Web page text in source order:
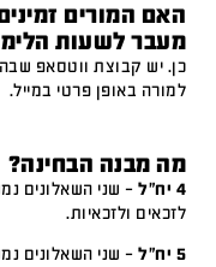
האם המורים
מעבר לשעות
כן. יש קבוצת ווטסאפ
למורה באופן פרטי במייל.
מה מבנה הבחינה?
4 יח"ל – שני השאלונים
לזכאים ולזכאיות.
5 יח"ל – שני השאלונים